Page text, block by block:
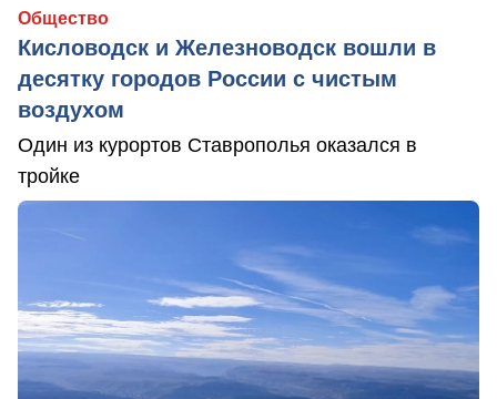
Общество
Кисловодск и Железноводск вошли в
десятку городов России с чистым
воздухом
Один из курортов Ставрополья оказался в
тройке